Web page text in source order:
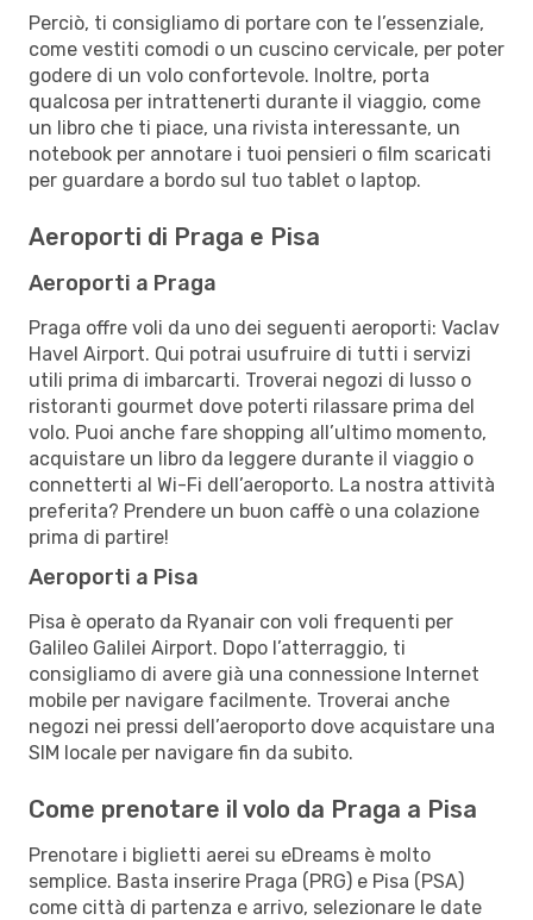
Perciò, ti consigliamo di portare con te l’essenziale,
come vestiti comodi o un cuscino cervicale, per poter
godere di un volo confortevole. Inoltre, porta
qualcosa per intrattenerti durante il viaggio, come
un libro che ti piace, una rivista interessante, un
notebook per annotare i tuoi pensieri o film scaricati
per guardare a bordo sul tuo tablet o laptop.
Aeroporti di Praga e Pisa
Aeroporti a Praga
Praga offre voli da uno dei seguenti aeroporti: Vaclav
Havel Airport. Qui potrai usufruire di tutti i servizi
utili prima di imbarcarti. Troverai negozi di lusso o
ristoranti gourmet dove poterti rilassare prima del
volo. Puoi anche fare shopping all’ultimo momento,
acquistare un libro da leggere durante il viaggio o
connetterti al Wi-Fi dell’aeroporto. La nostra attività
preferita? Prendere un buon caffè o una colazione
prima di partire!
Aeroporti a Pisa
Pisa è operato da Ryanair con voli frequenti per
Galileo Galilei Airport. Dopo l’atterraggio, ti
consigliamo di avere già una connessione Internet
mobile per navigare facilmente. Troverai anche
negozi nei pressi dell’aeroporto dove acquistare una
SIM locale per navigare fin da subito.
Come prenotare il volo da Praga a Pisa
Prenotare i biglietti aerei su eDreams è molto
semplice. Basta inserire Praga (PRG) e Pisa (PSA)
come città di partenza e arrivo, selezionare le date